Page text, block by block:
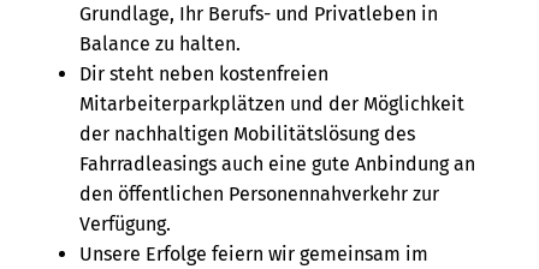
Grundlage, Ihr Berufs- und Privatleben in
Balance zu halten.
Dir steht neben kostenfreien
Mitarbeiterparkplätzen und der Möglichkeit
der nachhaltigen Mobilitätslösung des
Fahrradleasings auch eine gute Anbindung an
den öffentlichen Personennahverkehr zur
Verfügung.
Unsere Erfolge feiern wir gemeinsam im